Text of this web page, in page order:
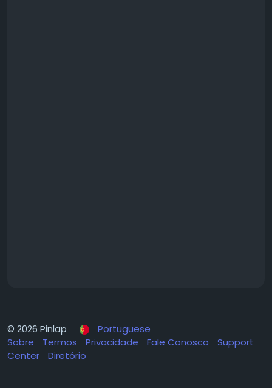
© 2026 Pinlap
Portuguese
Sobre
Termos Privacidade Fale Conosco
Support
Center
Diretório